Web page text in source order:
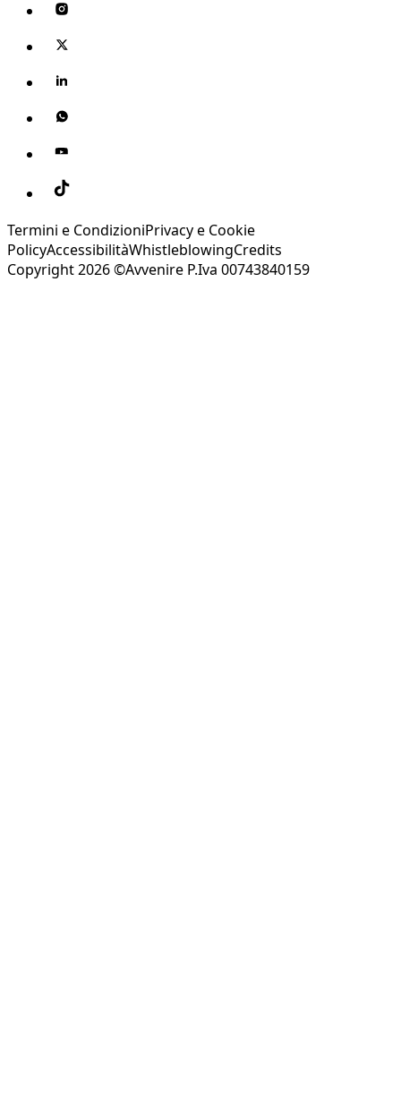
Termini e CondizioniPrivacy e Cookie
PolicyAccessibilitàWhistleblowingCredits
Copyright 2026 ©Avvenire P.Iva 00743840159